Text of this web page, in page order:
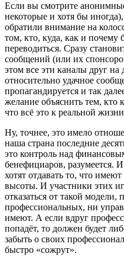
Если вы смотрите
некоторые и хотя бы
обратили внимание на
том, кто, куда, как и почему
переводиться. Сразу
сообщений (или их
этом все эти каналы друг на
относительно удачное
пропагандируется и так
желание объяснить тем, кто
что всё это к реальной
Ну, точнее, это имело
наша страна последние
это контроль над
бенефициаров, разумеется.
хотят отдавать то, что
высоты. И участники этих
отказаться от такой
профессиональных, ни
имеют. А если вдруг
попадёт, то должен будет
забыть о своих
быстро «сожрут».